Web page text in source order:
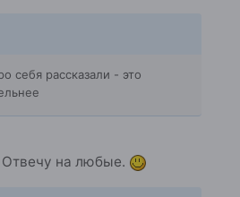
себя рассказали - это
Отвечу на любые.